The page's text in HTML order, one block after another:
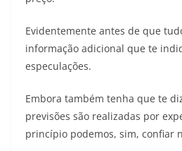
Evidentemente antes de que
informação adicional que te
especulações.
Embora também tenha que te
previsões são realizadas por
princípio podemos, sim, confiar